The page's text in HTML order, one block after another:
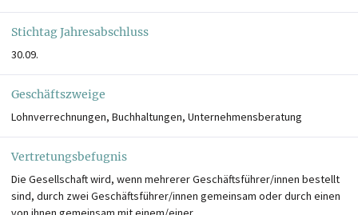
Stichtag Jahresabschluss
30.09.
Geschäftszweige
Lohnverrechnungen, Buchhaltungen, Unternehmensberatung
Vertretungsbefugnis
Die Gesellschaft wird, wenn mehrerer Geschäftsführer/innen bestellt
sind, durch zwei Geschäftsführer/innen gemeinsam oder durch einen